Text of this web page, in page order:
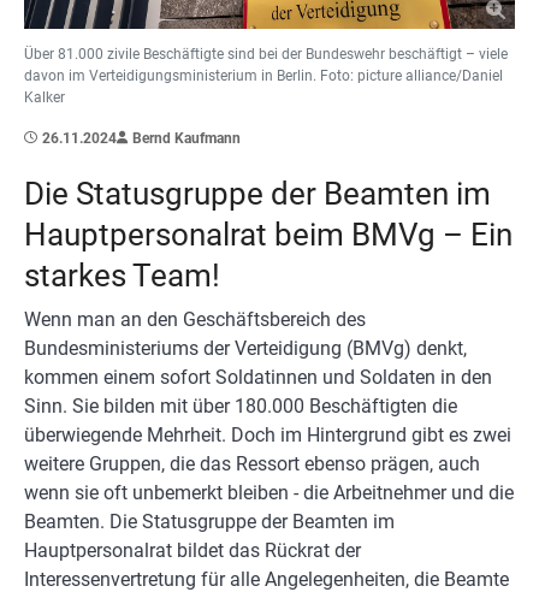
Über 81.000 zivile Beschäftigte sind bei der Bundeswehr beschäftigt – viele
davon im Verteidigungsministerium in Berlin. Foto: picture alliance/Daniel
Kalker
26.11.2024 Bernd Kaufmann
Die Statusgruppe der Beamten im
Hauptpersonalrat beim BMVg – Ein
starkes Team!
Wenn man an den Geschäftsbereich des
Bundesministeriums der Verteidigung (BMVg) denkt,
kommen einem sofort Soldatinnen und Soldaten in den
Sinn. Sie bilden mit über 180.000 Beschäftigten die
überwiegende Mehrheit. Doch im Hintergrund gibt es zwei
weitere Gruppen, die das Ressort ebenso prägen, auch
wenn sie oft unbemerkt bleiben - die Arbeitnehmer und die
Beamten. Die Statusgruppe der Beamten im
Hauptpersonalrat bildet das Rückrat der
Interessenvertretung für alle Angelegenheiten, die Beamte